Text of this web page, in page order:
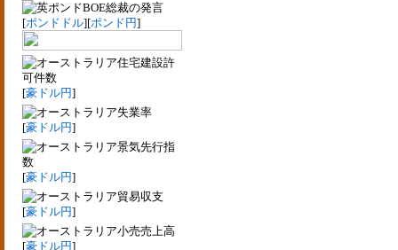
BOE総裁の発言
[ポンドドル][ポンド円]
住宅建設許
可件数
[豪ドル円]
失業率
[豪ドル円]
景気先行指
数
[豪ドル円]
貿易収支
[豪ドル円]
小売売上高
[豪ドル円]